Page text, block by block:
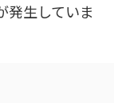
発生していま